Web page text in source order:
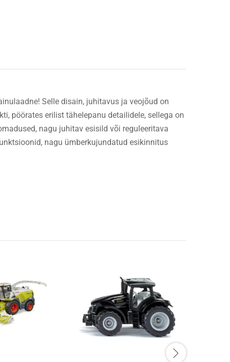
Selle disain, juhitavus ja veojõud on
pöörates erilist tähelepanu detailidele, sellega on
nagu juhitav esisild või reguleeritava
nagu ümberkujundatud esikinnitus